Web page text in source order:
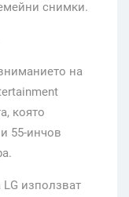
снимки.
на
която
55-инчов
LG използват